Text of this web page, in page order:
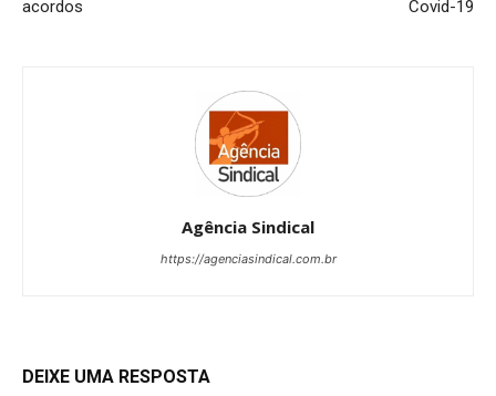
acordos
Covid-19
Agência Sindical
https://agenciasindical.com.br
DEIXE UMA RESPOSTA